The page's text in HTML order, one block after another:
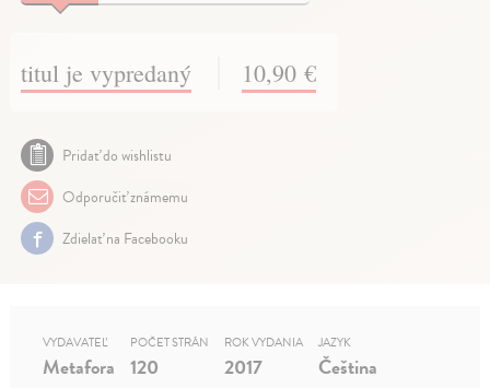
titul je vypredaný 10,90 €
Pridať do wishlistu
Odporučiť známemu
Zdielať na Facebooku
VYDAVATEĽ
Metafora
POČET STRÁN
120
ROK VYDANIA
2017
JAZYK
Čeština